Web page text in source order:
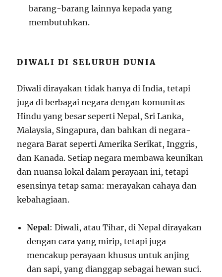
barang-barang lainnya kepada yang
membutuhkan.
DIWALI DI SELURUH DUNIA
Diwali dirayakan tidak hanya di India, tetapi
juga di berbagai negara dengan komunitas
Hindu yang besar seperti Nepal, Sri Lanka,
Malaysia, Singapura, dan bahkan di negara-
negara Barat seperti Amerika Serikat, Inggris,
dan Kanada. Setiap negara membawa keunikan
dan nuansa lokal dalam perayaan ini, tetapi
esensinya tetap sama: merayakan cahaya dan
kebahagiaan.
Nepal: Diwali, atau Tihar, di Nepal dirayakan
dengan cara yang mirip, tetapi juga
mencakup perayaan khusus untuk anjing
dan sapi, yang dianggap sebagai hewan suci.